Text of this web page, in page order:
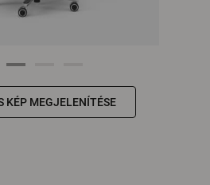
KÉP MEGJELENÍTÉSE